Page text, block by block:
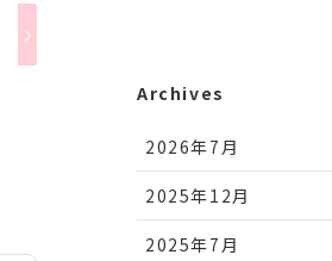
Archives
2026年7月
2025年12月
2025年7月